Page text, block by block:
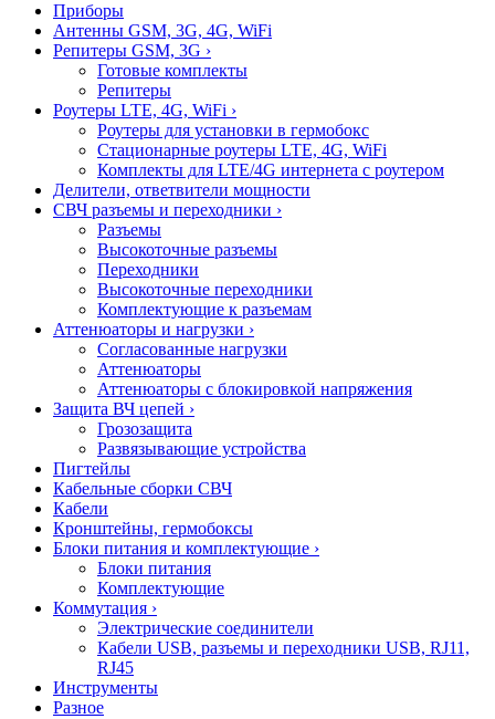
Приборы
Антенны GSM, 3G, 4G, WiFi
Репитеры GSM, 3G ›
Готовые комплекты
Репитеры
Роутеры LTE, 4G, WiFi ›
Роутеры для установки в гермобокс
Стационарные роутеры LTE, 4G, WiFi
Комплекты для LTE/4G интернета с роутером
Делители, ответвители мощности
СВЧ разъемы и переходники ›
Разъемы
Высокоточные разъемы
Переходники
Высокоточные переходники
Комплектующие к разъемам
Аттенюаторы и нагрузки ›
Согласованные нагрузки
Аттенюаторы
Аттенюаторы с блокировкой напряжения
Защита ВЧ цепей ›
Грозозащита
Развязывающие устройства
Пигтейлы
Кабельные сборки СВЧ
Кабели
Кронштейны, гермобоксы
Блоки питания и комплектующие ›
Блоки питания
Комплектующие
Коммутация ›
Электрические соединители
Кабели USB, разъемы и переходники USB, RJ11,
RJ45
Инструменты
Разное